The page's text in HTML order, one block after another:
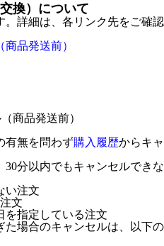
換）について
。詳細は、各リンク先をご確認
品発送前）
商品発送前）
有無を問わず購入履歴からキャ
分以内でもキャンセルできな
い注文
文
を指定している注文
た場合のキャンセルは、以下の